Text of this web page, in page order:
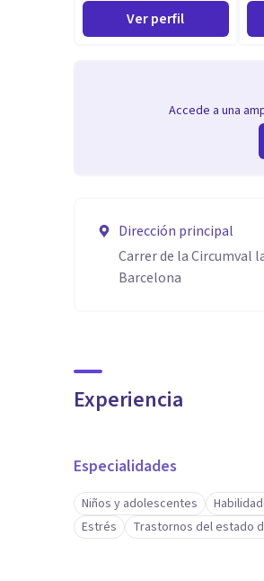
Ver perfil
Accede a una
Dirección principal
Carrer de la Circumval
Barcelona
Experiencia
Especialidades
Niños y adolescentes
Estrés
Trastornos del estado